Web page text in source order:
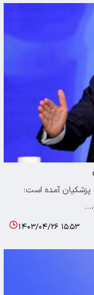
پزشکیان آمده است:
۱۴۰۳/۰۴/۲۶ ۱۵:۵۳